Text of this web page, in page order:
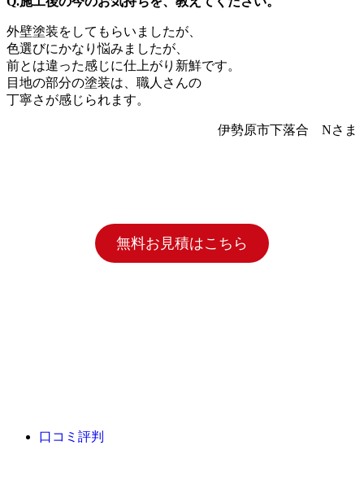
外壁塗装をしてもらいましたが、
色選びにかなり悩みましたが、
前とは違った感じに仕上がり新鮮です。
目地の部分の塗装は、職人さんの
丁寧さが感じられます。
伊勢原市下落合 Nさま
無料お見積はこちら
口コミ評判